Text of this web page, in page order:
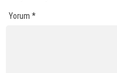
Yorum *